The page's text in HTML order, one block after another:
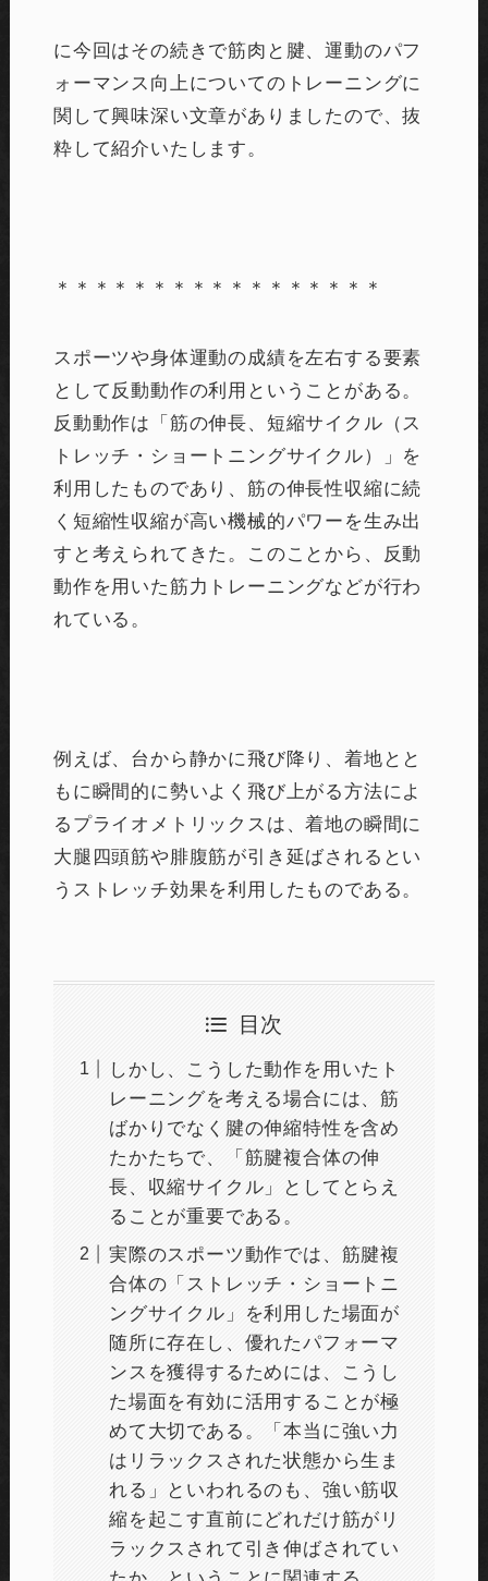
に今回はその続きで筋肉と腱、運動のパフ
ォーマンス向上についてのトレーニングに
関して興味深い文章がありましたので、抜
粋して紹介いたします。
＊＊＊＊＊＊＊＊＊＊＊＊＊＊＊＊＊
スポーツや身体運動の成績を左右する要素
として反動動作の利用ということがある。
反動動作は「筋の伸長、短縮サイクル（ス
トレッチ・ショートニングサイクル）」を
利用したものであり、筋の伸長性収縮に続
く短縮性収縮が高い機械的パワーを生み出
すと考えられてきた。このことから、反動
動作を用いた筋力トレーニングなどが行わ
れている。
例えば、台から静かに飛び降り、着地とと
もに瞬間的に勢いよく飛び上がる方法によ
るプライオメトリックスは、着地の瞬間に
大腿四頭筋や腓腹筋が引き延ばされるとい
うストレッチ効果を利用したものである。
目次
しかし、こうした動作を用いたト
レーニングを考える場合には、筋
ばかりでなく腱の伸縮特性を含め
たかたちで、「筋腱複合体の伸
長、収縮サイクル」としてとらえ
ることが重要である。
実際のスポーツ動作では、筋腱複
合体の「ストレッチ・ショートニ
ングサイクル」を利用した場面が
随所に存在し、優れたパフォーマ
ンスを獲得するためには、こうし
た場面を有効に活用することが極
めて大切である。「本当に強い力
はリラックスされた状態から生ま
れる」といわれるのも、強い筋収
縮を起こす直前にどれだけ筋がリ
ラックスされて引き伸ばされてい